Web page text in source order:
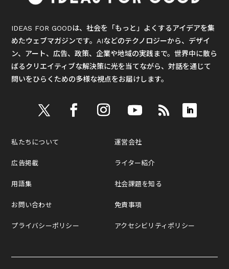
IDEAS FOR GOODは、社会を「もっと」よくするアイデアを集
めたウェブマガジンです。AIなどのテクノロジーから、デザイ
ン、アート、広告、政策、企業や地域の実践まで。世界中に散ら
ばるクリエイティブな解決策に光を当てながら、対話を通じて
問いをひらくための多様な視点をお届けします。
私たちについて
広告掲載
用語集
お問い合わせ
プライバシーポリシー
運営会社
ライター紹介
社会課題を知る
免責事項
アクセシビリティポリシー